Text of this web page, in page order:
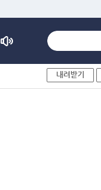
내려받기